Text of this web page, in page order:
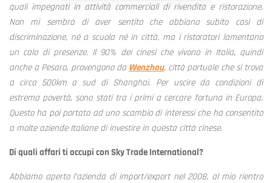
quali impegnati in attività commerciali di rivendita e ristorazione.
Non mi sembra di aver sentito che abbiano subito casi di
discriminazione, né a scuola né in città, ma i ristoratori lamentano
un calo di presenze. Il 90% dei cinesi che vivono in Italia, quindi
anche a Pesaro, provengono da Wenzhou, città portuale che si trova
a circa 500km a sud di Shanghai. Per uscire da condizioni di
estrema povertà, sono stati tra i primi a cercare fortuna in Europa.
Questo ha poi portato ad uno scambio di interessi che ha consentito
a molte aziende Italiane di investire in questa città cinese.
Di quali affari ti occupi con Sky Trade International?
Abbiamo aperto l’azienda di import/export nel 2008, al mio rientro